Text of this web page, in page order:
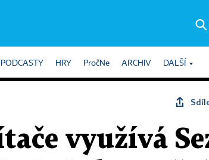
PODCASTY HRY PročNe ARCHIV DALŠÍ
využívá